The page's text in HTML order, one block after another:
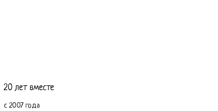
20 лет вместе
с 2007 года